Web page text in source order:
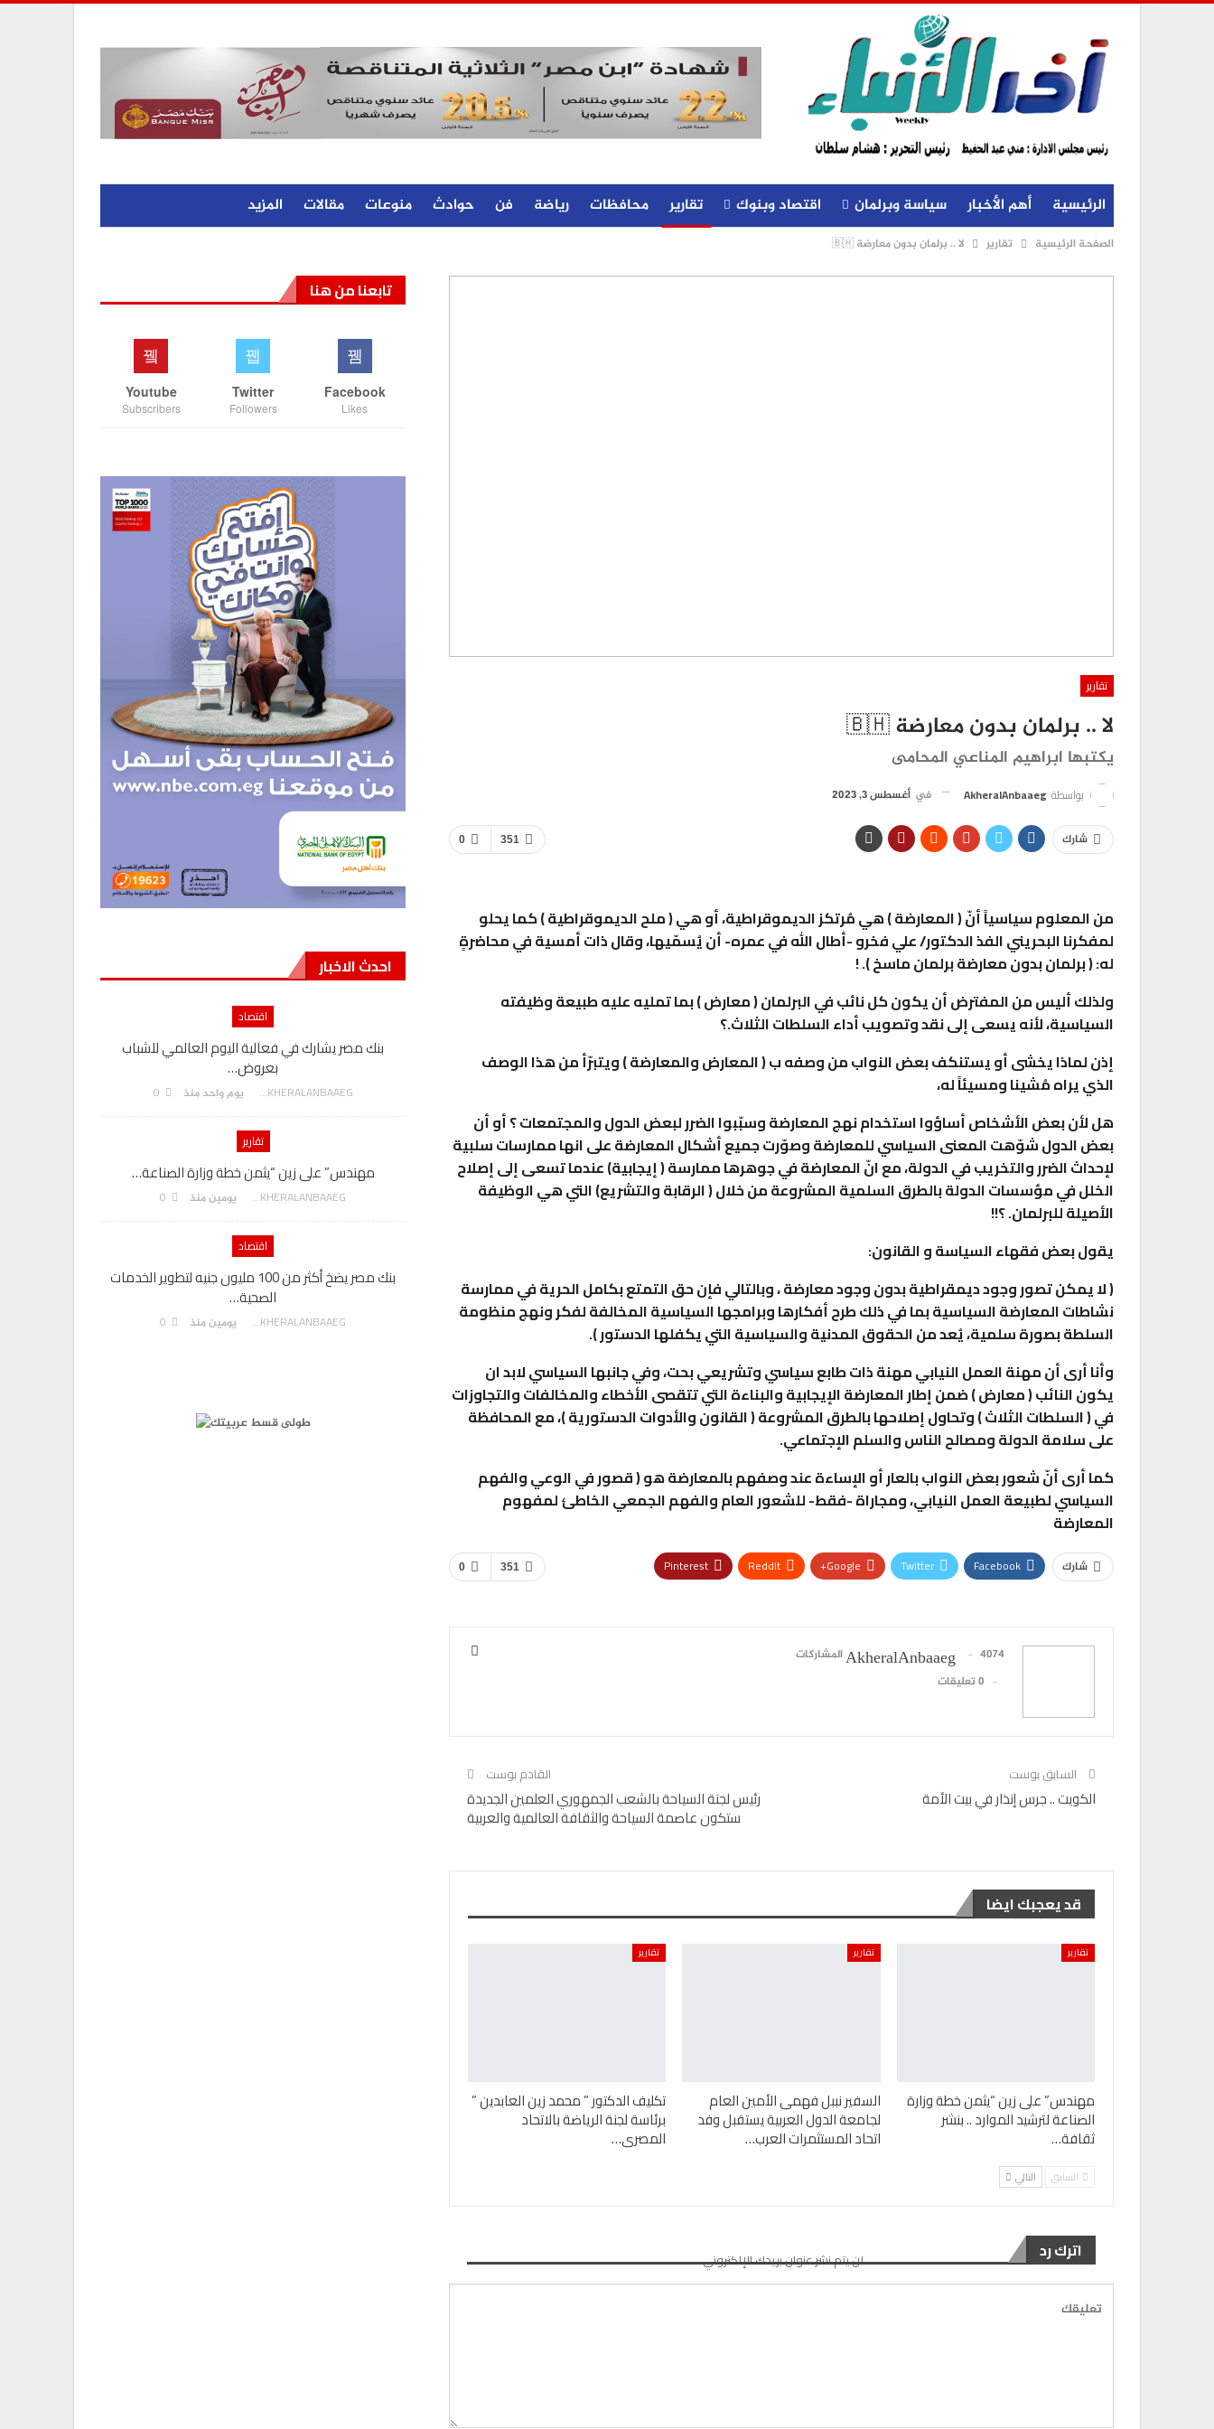
الرئيسية أهم الأخبار سياسة وبرلمان اقتصاد وبنوك تقارير محافظات رياضة فن حوادث منوعات مقالات المزيد
الصفحة الرئيسية تقارير لا .. برلمان بدون معارضة 🇧🇭
تقارير
لا .. برلمان بدون معارضة 🇧🇭
يكتبها ابراهيم المناعي المحامى
بواسطة AkheralAnbaaeg في أغسطس 3, 2023
0 351 شارك
من المعلوم سياسياً أنّ ( المعارضة ) هي مُرتكز الديموقراطية، أو هي ( ملح الديموقراطية ) كما يحلو
لمفكرنا البحريني الفذ الدكتور/ علي فخرو -أطال الله في عمره- أن يُسمّيها، وقال ذات أمسية في محاضرةٍ
له: ( برلمان بدون معارضة برلمان ماسخ ). !
ولذلك أليس من المفترض أن يكون كل نائب في البرلمان ( معارض ) بما تمليه عليه طبيعة وظيفته
السياسية، لأنه يسعى إلى نقد وتصويب أداء السلطات الثلاث.؟
إذن لماذا يخشى أو يستنكف بعض النواب من وصفه ب ( المعارض والمعارضة ) ويتبرّأ من هذا الوصف
الذي يراه مُشينا ومسيئاً له،
هل لأن بعض الأشخاص أساؤوا استخدام نهج المعارضة وسبّبوا الضرر لبعض الدول والمجتمعات ؟ أو أن
بعض الدول شوّهت المعنى السياسي للمعارضة وصوّرت جميع أشكال المعارضة على انها ممارسات سلبية
لإحداث الضرر والتخريب في الدولة، مع انّ المعارضة في جوهرها ممارسة ( إيجابية) عندما تسعى إلى إصلاح
الخلل في مؤسسات الدولة بالطرق السلمية المشروعة من خلال ( الرقابة والتشريع) التي هي الوظيفة
الأصيلة للبرلمان. ؟!!
يقول بعض فقهاء السياسة و القانون:
( لا يمكن تصور وجود ديمقراطية بدون وجود معارضة ، وبالتالي فإن حق التمتع بكامل الحرية في ممارسة
نشاطات المعارضة السياسية بما في ذلك طرح أفكارها وبرامجها السياسية المخالفة لفكر ونهج منظومة
السلطة بصورة سلمية، يُعد من الحقوق المدنية والسياسية التي يكفلها الدستور ).
وأنا أرى أن مهنة العمل النيابي مهنة ذات طابع سياسي وتشريعي بحت، وفي جانبها السياسي لابد ان
يكون النائب ( معارض ) ضمن إطار المعارضة الإيجابية والبناءة التي تتقصى الأخطاء والمخالفات والتجاوزات
في ( السلطات الثلاث ) وتحاول إصلاحها بالطرق المشروعة ( القانون والأدوات الدستورية )، مع المحافظة
على سلامة الدولة ومصالح الناس والسلم الإجتماعي.
كما أرى أنّ شعور بعض النواب بالعار أو الإساءة عند وصفهم بالمعارضة هو ( قصور في الوعي والفهم
السياسي لطبيعة العمل النيابي، ومجاراة -فقط- للشعور العام والفهم الجمعي الخاطئ لمفهوم
المعارضة
0 351 شارك Facebook
Twitter
Google+
ReddIt
Pinterest
AkheralAnbaaeg
4074 المشاركات
0 تعليقات
السابق بوست
الكويت .. جرس إنذار في بيت الأمة
القادم بوست
رئيس لجنة السياحة بالشعب الجمهوري العلمين الجديدة
ستكون عاصمة السياحة والثقافة العالمية والعربية
قد يعجبك ايضا
تقارير
مهندس” على زين “يثمن خطة وزارة
الصناعة لترشيد الموارد .. بنشر
ثقافة…
تقارير
السفير نببل فهمى الأمين العام
لجامعة الدول العربية يستقبل وفد
اتحاد المستثمرات العرب…
تقارير
تكليف الدكتور ” محمد زين العابدين ”
برئاسة لجنة الرياضة بالاتحاد
المصرى…
السابق التالي
اترك رد لن يتم نشر عنوان بريدك الإلكتروني.
تابعنا من هنا
Facebook
Likes
Twitter
Followers
Youtube
Subscribers
احدث الاخبار
اقتصاد
بنك مصر يشارك في فعالية اليوم العالمي للشباب
بعروض…
AKHERALANBAAEG يوم واحد منذ
تقارير
مهندس” على زين “يثمن خطة وزارة الصناعة…
AKHERALANBAAEG يومين منذ
اقتصاد
بنك مصر يضخ أكثر من 100 مليون جنيه لتطوير الخدمات
الصحية…
AKHERALANBAAEG يومين منذ